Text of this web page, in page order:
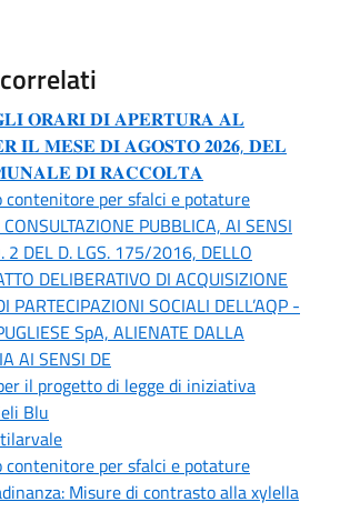
𝐎𝐑𝐀𝐑𝐈 𝐃𝐈 𝐀𝐏𝐄𝐑𝐓𝐔𝐑𝐀 𝐀𝐋
𝐈𝐋 𝐌𝐄𝐒𝐄 𝐃𝐈 𝐀𝐆𝐎𝐒𝐓𝐎 𝟐𝟎𝟐𝟔, 𝐃𝐄𝐋
𝐃𝐈 𝐑𝐀𝐂𝐂𝐎𝐋𝐓𝐀
contenitore per sfalci e potature
PUBBLICA, AI SENSI
2 DEL D. LGS. 175/2016, DELLO
DELIBERATIVO DI ACQUISIZIONE
PARTECIPAZIONI SOCIALI DELL’AQP -
SpA, ALIENATE DALLA
AI SENSI DE
il progetto di legge di iniziativa
Blu
contenitore per sfalci e potature
Misure di contrasto alla xylella